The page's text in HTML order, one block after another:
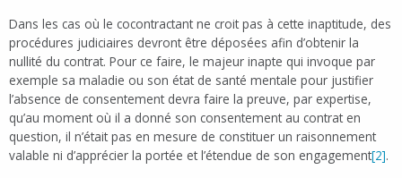
Dans les cas où le cocontractant ne croit pas à cette inaptitude, des
procédures judiciaires devront être déposées afin d’obtenir la
nullité du contrat. Pour ce faire, le majeur inapte qui invoque par
exemple sa maladie ou son état de santé mentale pour justifier
l’absence de consentement devra faire la preuve, par expertise,
qu’au moment où il a donné son consentement au contrat en
question, il n’était pas en mesure de constituer un raisonnement
valable ni d’apprécier la portée et l’étendue de son engagement[2].